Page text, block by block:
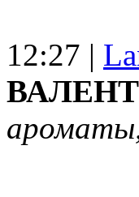
12:27 |